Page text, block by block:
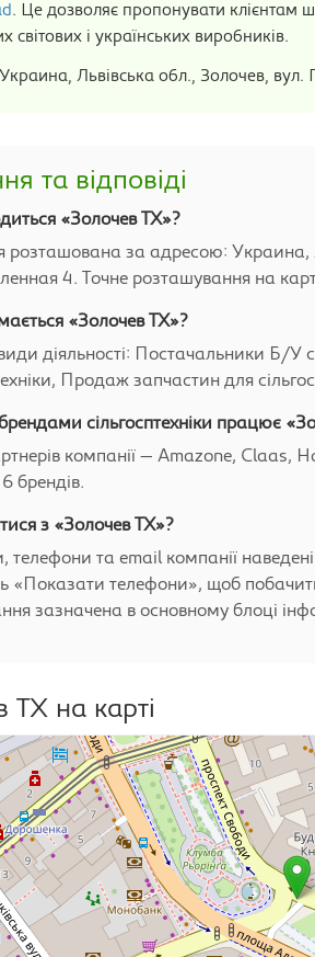
. Це дозволяє пропонувати клієнтам
світових і українських виробників.
Украина, Львівська обл., Золочев,
та відповіді
«Золочев ТХ»?
розташована за адресою: Украина,
4. Точне розташування на
«Золочев ТХ»?
діяльності: Постачальники Б/У
Продаж запчастин для
сільгосптехніки працює
компанії — Amazone, Claas,
брендів.
з «Золочев ТХ»?
телефони та email компанії
«Показати телефони», щоб
зазначена в основному блоці
ТХ на карті